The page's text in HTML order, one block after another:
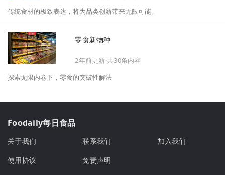
传统食材的极致表达，将为品类创新带来无限可能。
零食新物种
2年前更新·共30条内容
探索无限内卷下，零食的突破性解法
Foodaily每日食品
关于我们 联系我们
加入我们
使用协议
免责声明